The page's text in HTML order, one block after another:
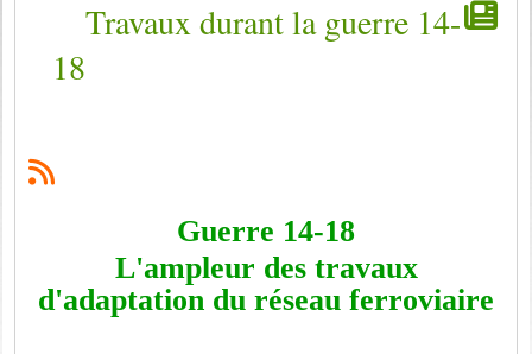
Travaux durant la guerre 14-
18
Guerre 14-18
L'ampleur des travaux
d'adaptation du réseau ferroviaire